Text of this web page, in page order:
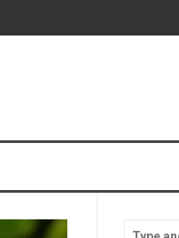
Search